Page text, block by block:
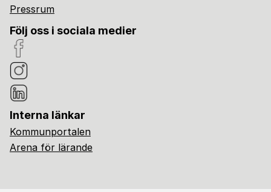
Pressrum
Följ oss i sociala medier
Interna länkar
Kommunportalen
Arena för lärande